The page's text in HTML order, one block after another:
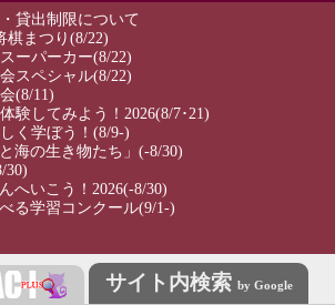
貸出制限について
棋まつり(8/22)
ーパーカー(8/22)
スペシャル(8/22)
(8/11)
験してみよう！2026(8/7･21)
く学ぼう！ (8/9-)
海の生き物たち」(-8/30)
30)
へいこう！2026(-8/30)
る学習コンクール(9/1-)
サイト内検索 by Google